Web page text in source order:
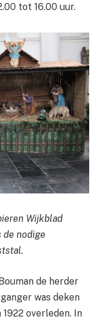
tot 16.00 uur.
Wijkblad
de nodige
de herder
was deken
1922 overleden. In